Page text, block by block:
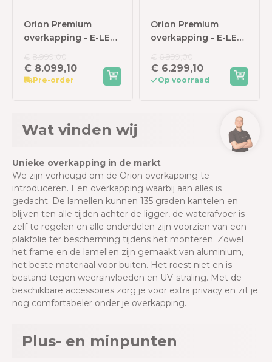
Orion Premium
overkapping - E-LED
400x800 cm -
Antraciet
€ 8.099,10
Pre-order
Orion Premium
overkapping - E-LED
400x600 cm - Wit
€ 6.299,10
Op voorraad
Wat vinden wij
Unieke overkapping in de markt
We zijn verheugd om de Orion overkapping te
introduceren. Een overkapping waarbij aan alles is
gedacht. De lamellen kunnen 135 graden kantelen en
blijven ten alle tijden achter de ligger, de waterafvoer is
zelf te regelen en alle onderdelen zijn voorzien van een
plakfolie ter bescherming tijdens het monteren. Zowel
het frame en de lamellen zijn gemaakt van aluminium,
het beste materiaal voor buiten. Het roest niet en is
bestand tegen weersinvloeden en UV-straling. Met de
beschikbare accessoires zorg je voor extra privacy en zit je
nog comfortabeler onder je overkapping.
Plus- en minpunten